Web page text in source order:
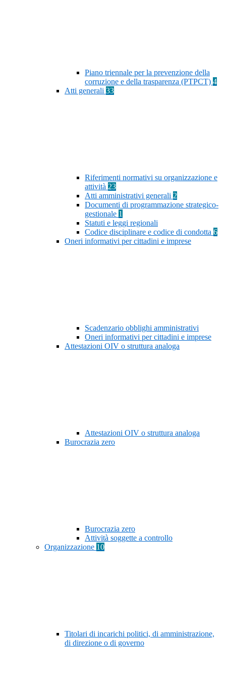
Piano triennale per la prevenzione della
corruzione e della trasparenza (PTPCT) 4
Atti generali 33
Riferimenti normativi su organizzazione e
attività 23
Atti amministrativi generali 2
Documenti di programmazione strategico-
gestionale 1
Statuti e leggi regionali
Codice disciplinare e codice di condotta 6
Oneri informativi per cittadini e imprese
Scadenzario obblighi amministrativi
Oneri informativi per cittadini e imprese
Attestazioni OIV o struttura analoga
Attestazioni OIV o struttura analoga
Burocrazia zero
Burocrazia zero
Attività soggette a controllo
Organizzazione 10
Titolari di incarichi politici, di amministrazione,
di direzione o di governo